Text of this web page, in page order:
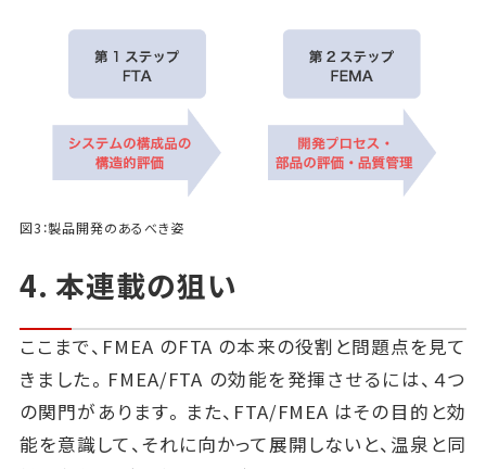
図3：製品開発のあるべき姿
4. 本連載の狙い
ここまで、FMEA のFTA の本来の役割と問題点を見て
きました。FMEA/FTA の効能を発揮させるには、４つ
の関門があります。また、FTA/FMEA はその目的と効
能を意識して、それに向かって展開しないと、温泉と同